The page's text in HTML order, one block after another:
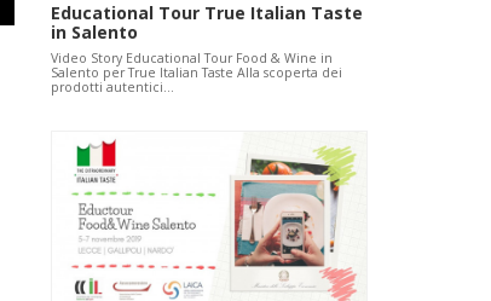
Educational Tour True Italian Taste
in Salento
Video Story Educational Tour Food & Wine in
Salento per True Italian Taste Alla scoperta dei
prodotti autentici…